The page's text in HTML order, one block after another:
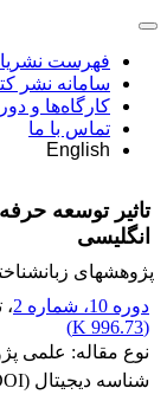
فهرست
سامانه نشر
کارگاه‌ها و
تماس با ما
English
تاثیر توسعه
انگلیسی
پژوهشهای
دوره 10، شماره 2
،
(
996.73 K
)
نوع مقاله: علمی
شناسه دیجیتال (DOI):